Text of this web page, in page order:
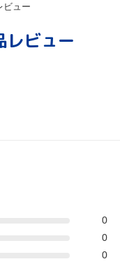
ビュー
レビュー
0
0
0